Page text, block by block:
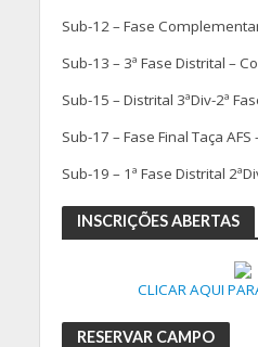
Sub-12 – Fase
Sub-13 – 3ª Fase Distrital –
Sub-15 – Distrital 3ªDiv-2ª
Sub-17 – Fase Final Taça AFS
Sub-19 – 1ª Fase Distrital
INSCRIÇÕES ABERTAS
CLICAR AQUI
RESERVAR CAMPO